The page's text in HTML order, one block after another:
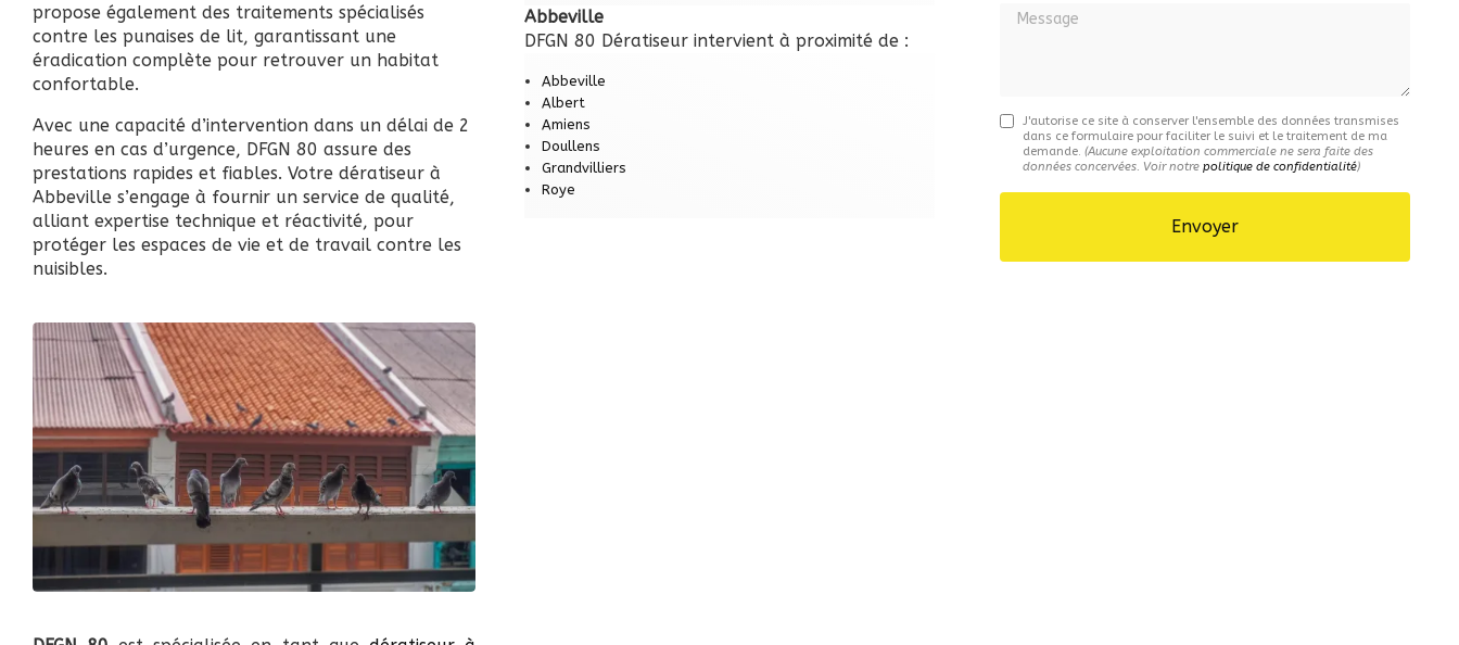
propose également des traitements spécialisés
contre les punaises de lit, garantissant une
éradication complète pour retrouver un habitat
confortable.
Avec une capacité d’intervention dans un délai de 2
heures en cas d’urgence, DFGN 80 assure des
prestations rapides et fiables. Votre dératiseur à
Abbeville s’engage à fournir un service de qualité,
alliant expertise technique et réactivité, pour
protéger les espaces de vie et de travail contre les
nuisibles.
Abbeville
DFGN 80 Dératiseur intervient à proximité de :
Abbeville
Albert
Amiens
Doullens
Grandvilliers
Roye
Message
J'autorise ce site à conserver l'ensemble des données transmises
dans ce formulaire pour faciliter le suivi et le traitement de ma
demande. (Aucune exploitation commerciale ne sera faite des
données concervées. Voir notre politique de confidentialité)